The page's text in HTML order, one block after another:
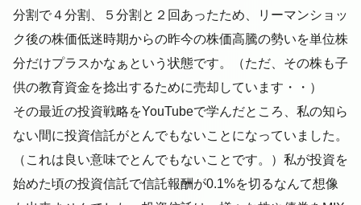
分割で４分割、５分割と２回あったため、リーマンショッ
ク後の株価低迷時期からの昨今の株価高騰の勢いを単位株
分だけプラスかなぁという状態です。（ただ、その株も子
供の教育資金を捻出するために売却しています・・）
その最近の投資戦略をYouTubeで学んだところ、私の知ら
ない間に投資信託がとんでもないことになっていました。
（これは良い意味でとんでもないことです。）私が投資を
始めた頃の投資信託で信託報酬が0.1%を切るなんて想像